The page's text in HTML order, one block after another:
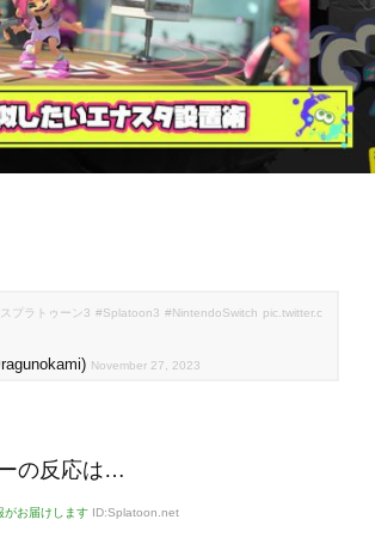
プラトゥーン3 #Splatoon3 #NintendoSwitch pic.twitter.c
November 27, 2023
の反応は…
がお届けします ID:Splatoon.net